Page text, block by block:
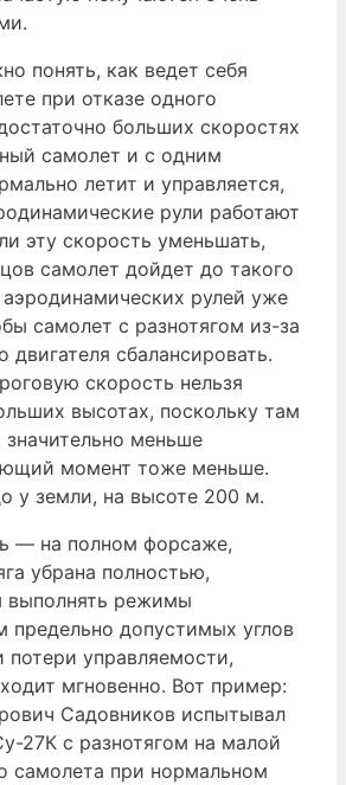
понять, как ведет себя
при отказе одного
больших скоростях
самолет и с одним
летит и управляется,
рули работают
эту скорость уменьшать,
самолет дойдет до такого
рулей уже
самолет с разнотягом из-за
двигателя сбалансировать.
скорость нельзя
высотах, поскольку там
значительно меньше
момент тоже меньше.
у земли, на высоте 200 м.
— на полном форсаже,
убрана полностью,
выполнять режимы
предельно допустимых углов
потери управляемости,
мгновенно. Вот пример:
Садовников испытывал
27К с разнотягом на малой
самолета при нормальном